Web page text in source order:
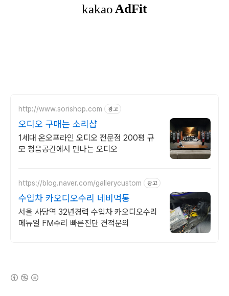
http://www.sorishop.com 광고
오디오 구매는 소리샵
1세대 온오프라인 오디오 전문점 200평 규
모 청음공간에서 만나는 오디오
https://blog.naver.com/gallerycustom 광고
수입차 카오디오수리 네비먹통
서울 사당역 32년경력 수입차 카오디오수리
메뉴얼 FM수리 빠른진단 견적문의